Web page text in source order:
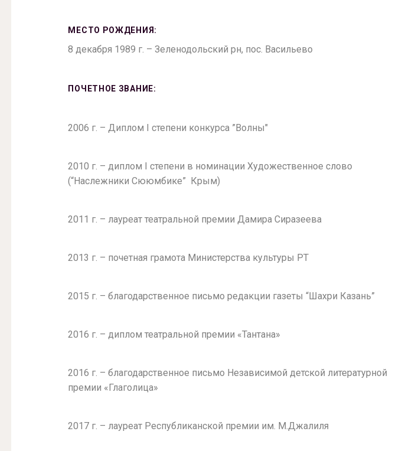
МЕСТО РОЖДЕНИЯ:
8 декабря 1989 г. – Зеленодольский рн, пос. Васильево
ПОЧЕТНОЕ ЗВАНИЕ:
2006 г. – Диплом I степени конкурса ”Волны"
2010 г. – диплом I степени в номинации Художественное слово
(“Наслежники Сююмбике” Крым)
2011 г. – лауреат театральной премии Дамира Сиразеева
2013 г. – почетная грамота Министерства культуры РТ
2015 г. – благодарственное письмо редакции газеты “Шахри Казань”
2016 г. – диплом театральной премии «Тантана»
2016 г. – благодарственное письмо Независимой детской литературной
премии «Глаголица»
2017 г. – лауреат Республиканской премии им. М.Джалиля